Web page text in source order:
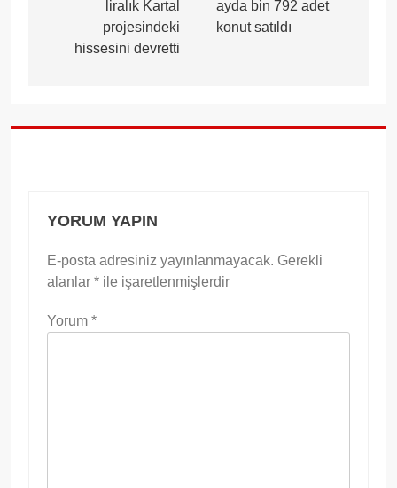
liralık Kartal
projesindeki
hissesini devretti
ayda bin 792 adet
konut satıldı
YORUM YAPIN
E-posta adresiniz yayınlanmayacak. Gerekli
alanlar * ile işaretlenmişlerdir
Yorum *